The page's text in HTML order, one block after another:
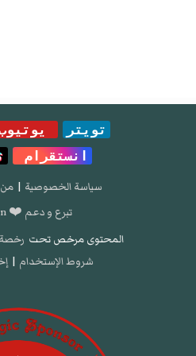
تويتر
انستقرام
سياسة الخصوصية |
تبرع و دعم ❤️ donation
المحتوى مرخص تحت رخصة
شروط الإستخدام |